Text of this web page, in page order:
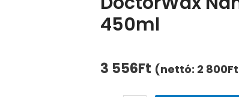
450ml
3 556Ft (nettó: 2 800Ft